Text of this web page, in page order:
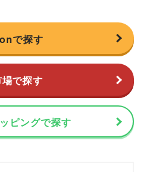
で探す
で探す
ピングで探す